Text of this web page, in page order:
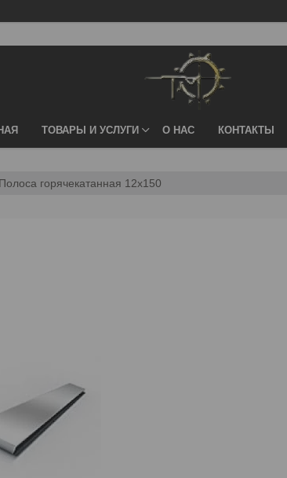
ТОВАРЫ И УСЛУГИ О НАС КОНТАКТЫ
Полоса горячекатанная 12х150